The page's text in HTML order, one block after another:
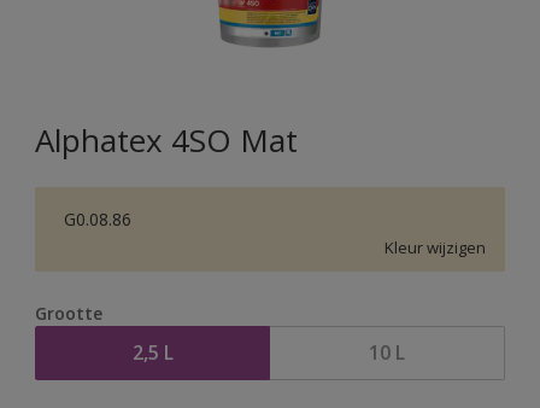
Alphatex 4SO Mat
G0.08.86
Kleur wijzigen
Grootte
2,5 L 10 L